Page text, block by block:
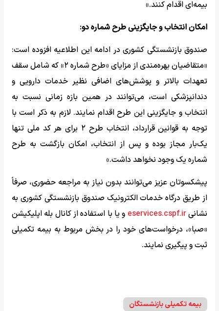
بیمه‌ای اقدام کنند.»
امکان انتخاب و جایگزینی طرح شماره دو:
صندوق بازنشستگی کشوری در ادامه این اطلاعیه افزوده است:
«متقاضیان بهره‌مندی از مزایای «طرح شماره ۲» که شامل سقف
تعهدات بالاتر و پوشش‌های اضافی نظیر خدمات دارویی و
دندانپزشکی است، می‌توانند در همین بازه زمانی نسبت به
انتخاب و جایگزینی این طرح اقدام نمایند. لازم به ذکر است با
توجه به قوانین قرارداد، انتخاب طرح ۲ برای هر کد ملی تنها
یک‌بار مجاز بوده و پس از انتخاب، امکان بازگشت به طرح
شماره یک وجود نخواهد داشت.»
پیشکسوتان عزیز می‌توانند بدون نیاز به مراجعه حضوری، صرفاً
از طریق درگاه خدمات الکترونیک صندوق بازنشستگی کشوری به
نشانیeservices.cspf.ir و یا با استفاده از کانال بله اپلیکیشن
«صبا»، درخواست‌های خود را در بخش مربوط به بیمه تکمیلی
ثبت و پیگیری نمایند.
بیمه تکمیلی بازنشستگان